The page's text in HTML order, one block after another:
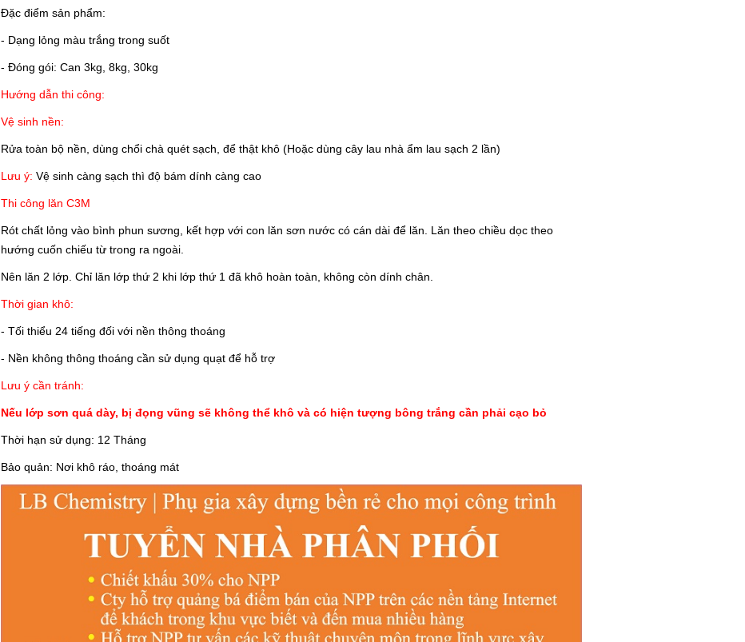
Đặc điểm sản phẩm:
- Dạng lỏng màu trắng trong suốt
- Đóng gói: Can 3kg, 8kg, 30kg
Hướng dẫn thi công:
Vệ sinh nền:
Rửa toàn bộ nền, dùng chổi chà quét sạch, để thật khô (Hoặc dùng cây lau nhà ẩm lau sạch 2 lần)
Lưu ý: Vệ sinh càng sạch thì độ bám dính càng cao
Thi công lănC3M
Rót chất lỏng vào bình phun sương, kết hợp với con lăn sơn nước có cán dài để lăn. Lăn theo chiều dọc theo
hướng cuốn chiếu từ trong ra ngoài.
Nên lăn 2 lớp. Chỉ lăn lớp thứ 2 khi lớp thứ 1 đã khô hoàn toàn, không còn dính chân.
Thời gian khô:
- Tối thiểu 24 tiếng đối với nền thông thoáng
- Nền không thông thoáng cần sử dụng quạt để hỗ trợ
Lưu ý cần tránh:
Nếu lớp sơn quá dày, bị đọng vũng sẽ không thể khô và có hiện tượng bông trắng cần phải cạo bỏ
Thời hạn sử dụng: 12 Tháng
Bảo quản: Nơi khô ráo, thoáng mát